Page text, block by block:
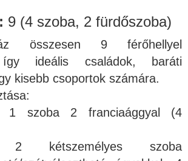
9 (4 szoba, 2 fürdőszoba)
összesen 9 férőhellyel
így ideális családok, baráti
kisebb csoportok számára.
1 szoba 2 franciaággyal (4
2 kétszemélyes szoba